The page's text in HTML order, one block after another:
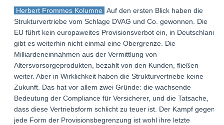
Herbert Frommes Kolumne Auf den ersten Blick haben die
Strukturvertriebe vom Schlage DVAG und Co. gewonnen. Die
EU führt kein europaweites Provisionsverbot ein, in Deutschland
gibt es weiterhin nicht einmal eine Obergrenze. Die
Milliardeneinnahmen aus der Vermittlung von
Altersvorsorgeprodukten, bezahlt von den Kunden, fließen
weiter. Aber in Wirklichkeit haben die Strukturvertriebe keine
Zukunft. Das hat vor allem zwei Gründe: die wachsende
Bedeutung der Compliance für Versicherer, und die Tatsache,
dass diese Vertriebsform schlicht zu teuer ist. Der Kampf gegen
jede Form der Provisionsbegrenzung ist wohl ihre letzte